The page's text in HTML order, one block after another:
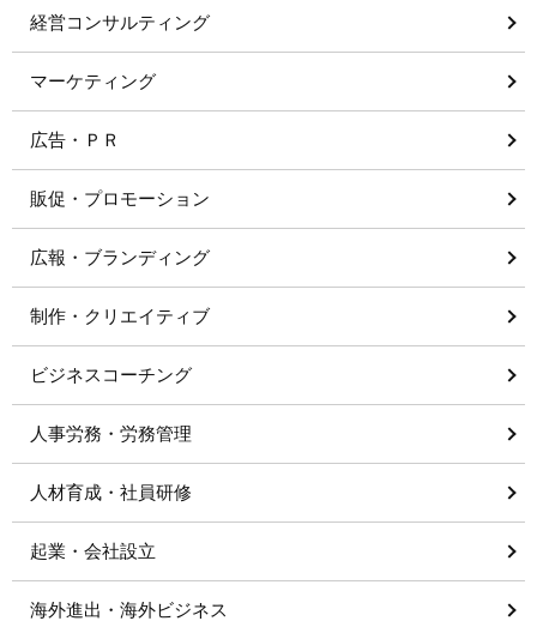
経営コンサルティング
マーケティング
広告・ＰＲ
販促・プロモーション
広報・ブランディング
制作・クリエイティブ
ビジネスコーチング
人事労務・労務管理
人材育成・社員研修
起業・会社設立
海外進出・海外ビジネス